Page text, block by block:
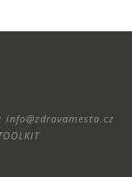
info@zdravamesta.cz